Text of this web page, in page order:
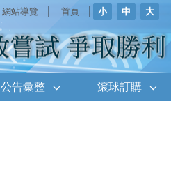
網站導覽 首頁 小 中 大
公告彙整 滾球訂購